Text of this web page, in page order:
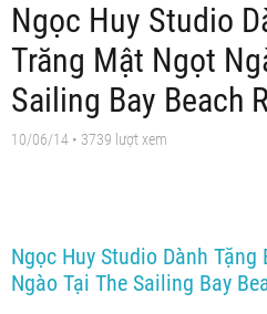
Ngọc Huy Studio
Trăng Mật Ngọt
Sailing Bay Beach
10/06/14 • 3739 lượt xem
Ngọc Huy Studio Dành
Ngào Tại The Sailing Bay